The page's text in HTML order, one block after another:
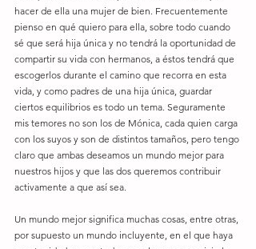
hacer de ella una mujer de bien. Frecuentemente
pienso en qué quiero para ella, sobre todo cuando
sé que será hija única y no tendrá la oportunidad de
compartir su vida con hermanos, a éstos tendrá que
escogerlos durante el camino que recorra en esta
vida, y como padres de una hija única, guardar
ciertos equilibrios es todo un tema. Seguramente
mis temores no son los de Mónica, cada quien carga
con los suyos y son de distintos tamaños, pero tengo
claro que ambas deseamos un mundo mejor para
nuestros hijos y que las dos queremos contribuir
activamente a que así sea.
Un mundo mejor significa muchas cosas, entre otras,
por supuesto un mundo incluyente, en el que haya